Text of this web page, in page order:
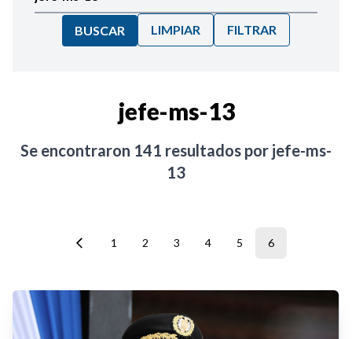
BUSCAR LIMPIAR FILTRAR
jefe-ms-13
Se encontraron 141 resultados por jefe-ms-
13
1 2 3 4 5 6